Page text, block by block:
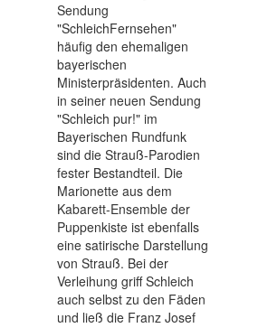
Sendung
"SchleichFernsehen"
häufig den ehemaligen
bayerischen
Ministerpräsidenten. Auch
in seiner neuen Sendung
"Schleich pur!" im
Bayerischen Rundfunk
sind die Strauß-Parodien
fester Bestandteil. Die
Marionette aus dem
Kabarett-Ensemble der
Puppenkiste ist ebenfalls
eine satirische Darstellung
von Strauß. Bei der
Verleihung griff Schleich
auch selbst zu den Fäden
und ließ die Franz Josef